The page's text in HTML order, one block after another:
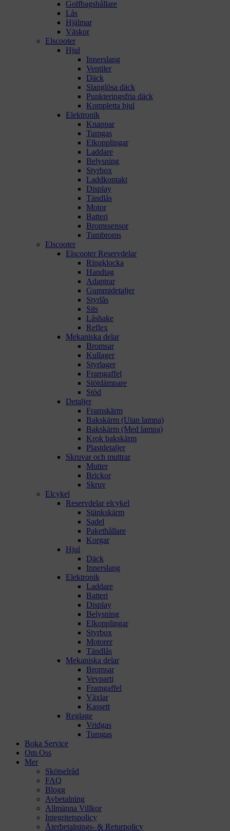
Golfbagshållare
Lås
Hjälmar
Väskor
Elscooter
Hjul
Innerslang
Ventiler
Däck
Slanglösa däck
Punkteringsfria däck
Kompletta hjul
Elektronik
Knappar
Tumgas
Elkopplingar
Laddare
Belysning
Styrbox
Laddkontakt
Display
Tändlås
Motor
Batteri
Bromssensor
Tumbroms
Elscooter
Elscooter Reservdelar
Ringklocka
Handtag
Adaptrar
Gummidetaljer
Styrlås
Sits
Låshake
Reflex
Mekaniska delar
Bromsar
Kullager
Styrlager
Framgaffel
Stötdämpare
Stöd
Detaljer
Framskärm
Bakskärm (Utan lampa)
Bakskärm (Med lampa)
Krok bakskärm
Plastdetaljer
Skruvar och muttrar
Mutter
Brickor
Skruv
Elcykel
Reservdelar elcykel
Stänkskärm
Sadel
Pakethållare
Korgar
Hjul
Däck
Innerslang
Elektronik
Laddare
Batteri
Display
Belysning
Elkopplingar
Styrbox
Motorer
Tändlås
Mekaniska delar
Bromsar
Vevparti
Framgaffel
Växlar
Kassett
Reglage
Vridgas
Tumgas
Boka Service
Om Oss
Mer
Skötselråd
FAQ
Blogg
Avbetalning
Allmänna Villkor
Integritetspolicy
Återbetalnings- & Returpolicy